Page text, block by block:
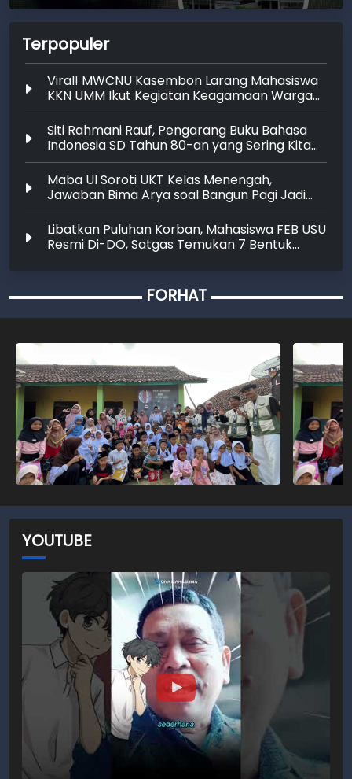
Terpopuler
Viral! MWCNU Kasembon Larang Mahasiswa
KKN UMM Ikut Kegiatan Keagamaan Warga
NU
Siti Rahmani Rauf, Pengarang Buku Bahasa
Indonesia SD Tahun 80-an yang Sering Kita
Dengar dengan Ini Budi, Ini Bapak Budi, Ini Adik
Budi
Maba UI Soroti UKT Kelas Menengah,
Jawaban Bima Arya soal Bangun Pagi Jadi
Perdebatan
Libatkan Puluhan Korban, Mahasiswa FEB USU
Resmi Di-DO, Satgas Temukan 7 Bentuk
FORHAT
YOUTUBE